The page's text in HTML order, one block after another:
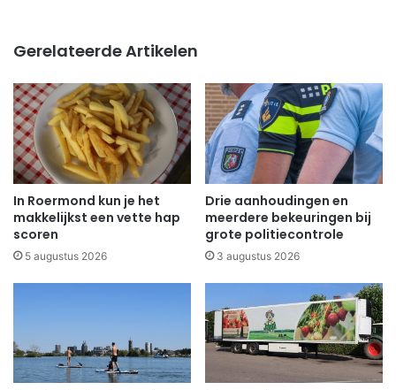
Gerelateerde Artikelen
In Roermond kun je het
makkelijkst een vette hap
scoren
5 augustus 2026
Drie aanhoudingen en
meerdere bekeuringen bij
grote politiecontrole
3 augustus 2026